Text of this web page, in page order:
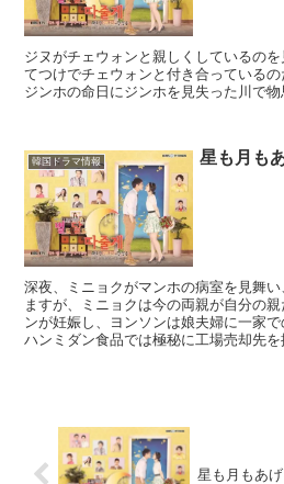
ジヌがチェウォンと親しくしているの
てつけでチェウォンと付き合っている
ジンホの命日にジンホを見失った川で
韓国ドラマ情報 星も月も
深夜、ミニョクがマンホの病室を見舞
ますが、ミニョクは今の両親が自分の
ンが妊娠し、ヨンソンは娘夫婦に一家で
ハンミダン食品では極秘に工場売却先を
星も月もあ